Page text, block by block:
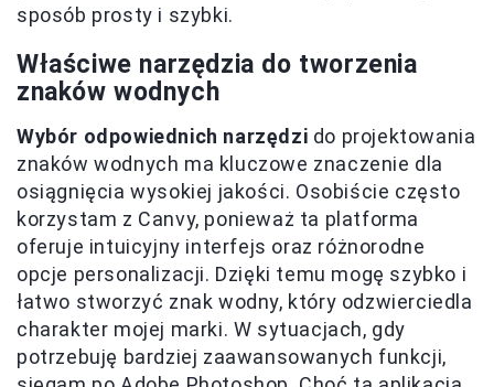
sposób prosty i szybki.
Właściwe narzędzia do tworzenia
znaków wodnych
Wybór odpowiednich narzędzi do projektowania
znaków wodnych ma kluczowe znaczenie dla
osiągnięcia wysokiej jakości. Osobiście często
korzystam z Canvy, ponieważ ta platforma
oferuje intuicyjny interfejs oraz różnorodne
opcje personalizacji. Dzięki temu mogę szybko i
łatwo stworzyć znak wodny, który odzwierciedla
charakter mojej marki. W sytuacjach, gdy
potrzebuję bardziej zaawansowanych funkcji,